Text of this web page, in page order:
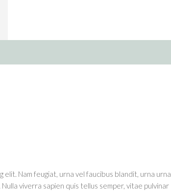
Nam feugiat, urna vel faucibus blandit, urna urna
viverra sapien quis tellus semper, vitae pulvinar